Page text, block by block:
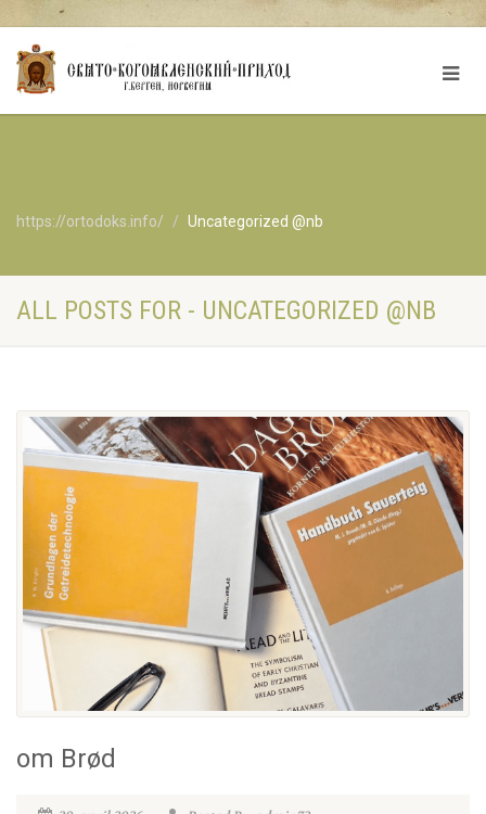
https://ortodoks.info/ Uncategorized @nb
ALL POSTS FOR - UNCATEGORIZED @NB
om Brød